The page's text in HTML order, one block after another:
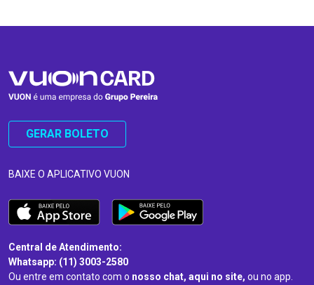
GERAR BOLETO
BAIXE O APLICATIVO VUON
Central de Atendimento:
Whatsapp: (11) 3003-2580
Ou entre em contato com o nosso chat, aqui no site, ou no app.